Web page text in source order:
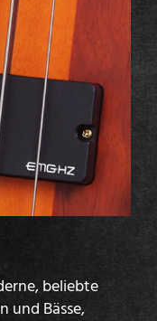
beliebte
und Bässe,